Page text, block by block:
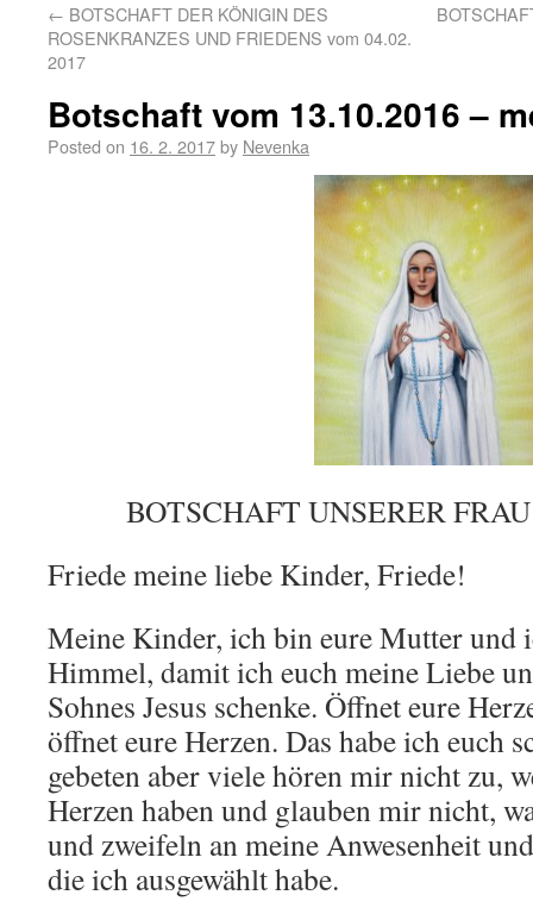
← BOTSCHAFT DER KÖNIGIN DES
ROSENKRANZES UND FRIEDENS vom 04.02.
2017
Botschaft vom 13.10.2016 –
Posted on 16. 2. 2017by Nevenka
BOTSCHAFT UNSERER
Friede meine liebe Kinder, Friede!
Meine Kinder, ich bin eure Mutter und
Himmel, damit ich euch meine Liebe
Sohnes Jesus schenke. Öffnet eure
öffnet eure Herzen. Das habe ich euch
gebeten aber viele hören mir nicht zu,
Herzen haben und glauben mir nicht,
und zweifeln an meine Anwesenheit
die ich ausgewählt habe.